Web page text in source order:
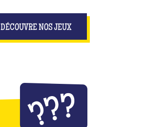
DÉCOUVRE NOS JEUX